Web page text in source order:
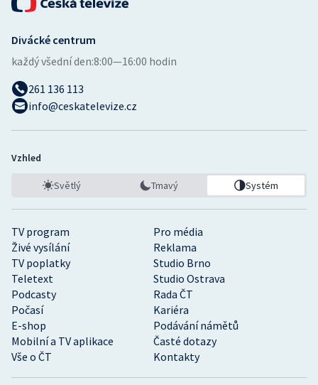
TV program
Pro média
Živé vysílání
Reklama
TV poplatky
Studio Brno
Teletext
Studio Ostrava
Podcasty
Rada ČT
Počasí
Kariéra
E-shop
Podávání námětů
Mobilní a TV aplikace
Časté dotazy
Vše o ČT
Kontakty
Divácké centrum
každý všední den:8:00—16:00 hodin
261 136 113
info@ceskatelevize.cz
Vzhled
Světlý Tmavý Systém